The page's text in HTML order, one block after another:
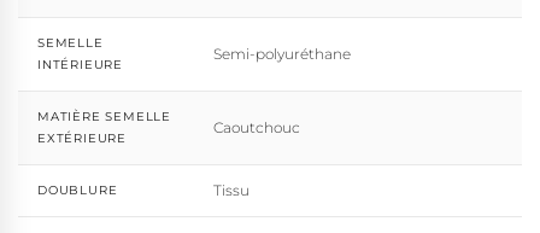
SEMELLE
INTÉRIEURE
Semi-polyuréthane
MATIÈRE SEMELLE
EXTÉRIEURE
Caoutchouc
DOUBLURE Tissu